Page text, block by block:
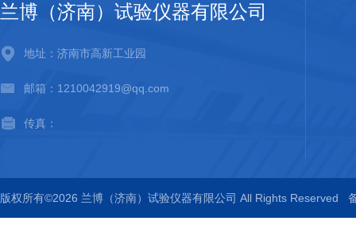
兰博（济南）试验仪器有限公司
地址：济南市高新工业园
邮箱：1210042919@qq.com
传真：
版权所有©2026 兰博（济南）试验仪器有限公司 All Rights Reserved